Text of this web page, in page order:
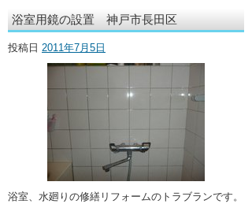
浴室用鏡の設置 神戸市長田区
投稿日 2011年7月5日
浴室、水廻りの修繕リフォームのトラブランです。